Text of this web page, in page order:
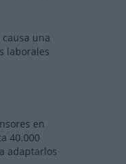
una
laborales
en
40.000
adaptarlos